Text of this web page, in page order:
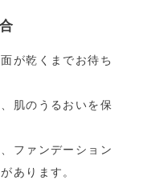
が乾くまでお待ち
肌のうるおいを保
ファンデーション
あります。